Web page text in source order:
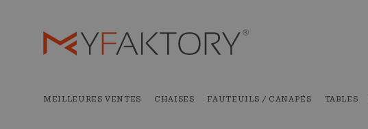
MEILLEURES VENTES CHAISES FAUTEUILS / CANAPÉS TABLES